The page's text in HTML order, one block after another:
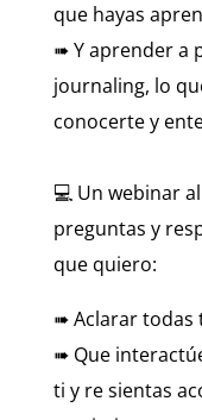
que hayas
➠ Y aprender a
journaling, lo
conocerte y
💻 Un webinar
preguntas y
que quiero:
➠ Aclarar todas
➠ Que
ti y re sientas